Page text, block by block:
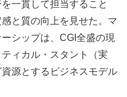
一貫して担当すること
と質の向上を見せた。マ
シップは、CGI全盛の現
ィカル・スタント（実
源とするビジネスモデル